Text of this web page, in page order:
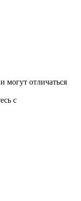
могут отличаться
c